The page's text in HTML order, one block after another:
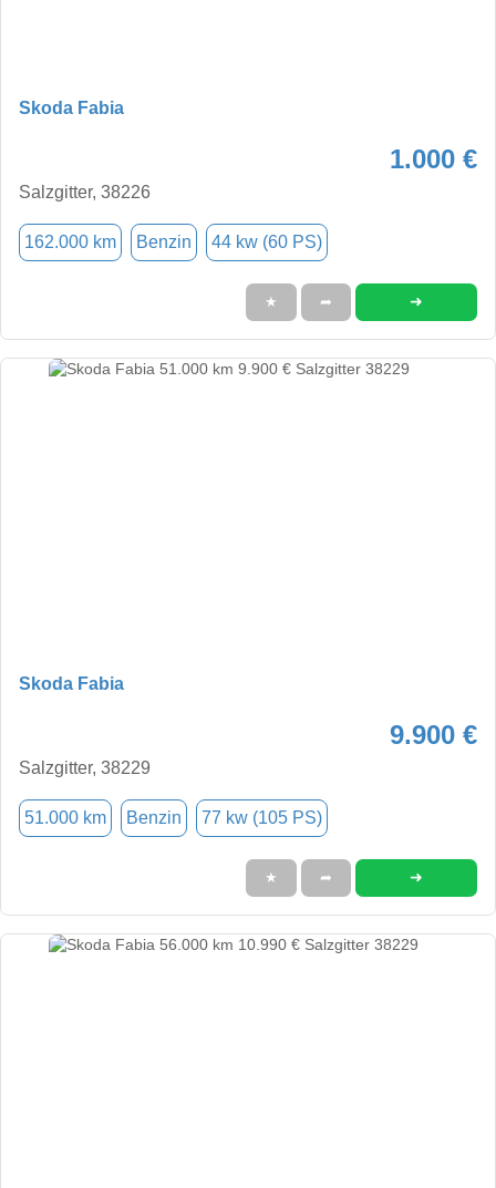
Skoda Fabia
1.000 €
Salzgitter, 38226
162.000 km Benzin 44 kw (60 PS)
★ ➦ ➜
Skoda Fabia
9.900 €
Salzgitter, 38229
51.000 km Benzin 77 kw (105 PS)
★ ➦ ➜